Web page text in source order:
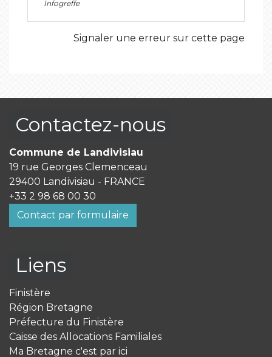
Infogreffe
Signaler une erreur sur cette page
Contactez-nous
Commune de Landivisiau
19 rue Georges Clemenceau
29400 Landivisiau - FRANCE
+33 2 98 68 00 30
Contact par formulaire
Liens
Finistère
Région Bretagne
Préfecture du Finistère
Caisse des Allocations Familiales
Ma Bretagne c'est par ici